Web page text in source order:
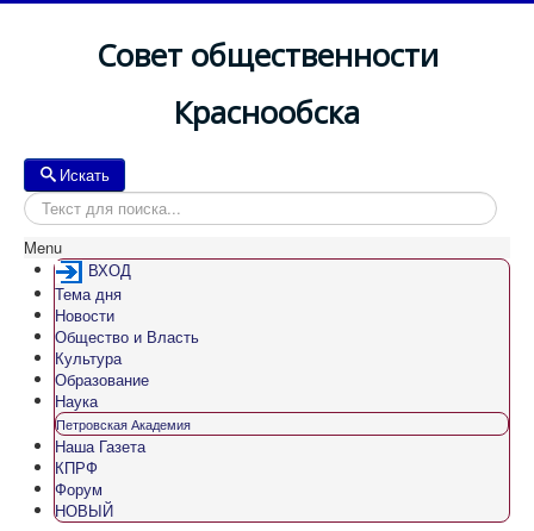
Совет общественности
Краснообска
Искать
Menu
ВХОД
Тема дня
Новости
Общество и Власть
Культура
Образование
Наука
Петровская Академия
Наша Газета
КПРФ
Форум
НОВЫЙ